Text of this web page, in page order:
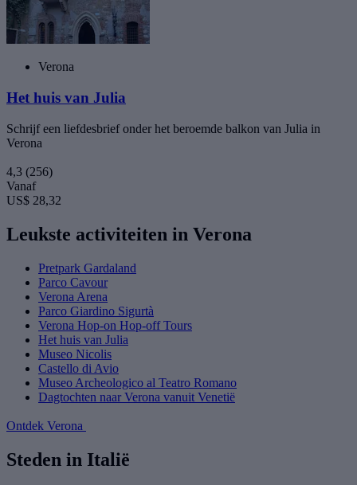
Verona
Het huis van Julia
Schrijf een liefdesbrief onder het beroemde balkon van Julia in
Verona
4,3 (256)
Vanaf
US$ 28,32
Leukste activiteiten in Verona
Pretpark Gardaland
Parco Cavour
Verona Arena
Parco Giardino Sigurtà
Verona Hop-on Hop-off Tours
Het huis van Julia
Museo Nicolis
Castello di Avio
Museo Archeologico al Teatro Romano
Dagtochten naar Verona vanuit Venetië
Ontdek Verona
Steden in Italië